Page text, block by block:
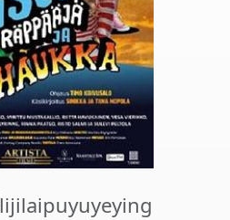
lijilaipuyuyeying